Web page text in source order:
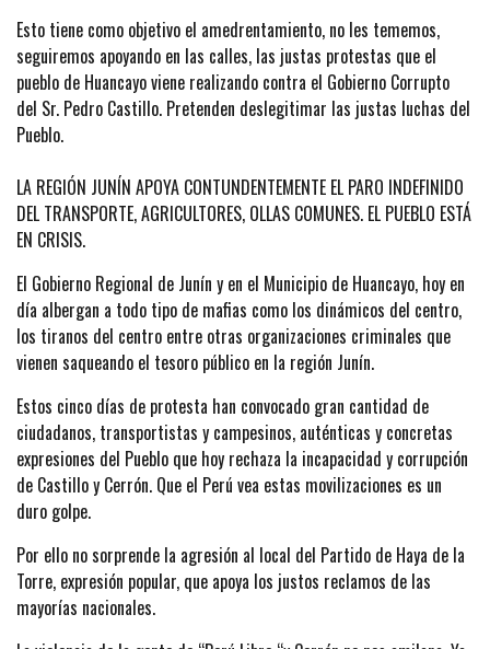
Esto tiene como objetivo el amedrentamiento, no les tememos,
seguiremos apoyando en las calles, las justas protestas que el
pueblo de Huancayo viene realizando contra el Gobierno Corrupto
del Sr. Pedro Castillo. Pretenden deslegitimar las justas luchas del
Pueblo.
LA REGIÓN JUNÍN APOYA CONTUNDENTEMENTE EL PARO INDEFINIDO
DEL TRANSPORTE, AGRICULTORES, OLLAS COMUNES. EL PUEBLO ESTÁ
EN CRISIS.
El Gobierno Regional de Junín y en el Municipio de Huancayo, hoy en
día albergan a todo tipo de mafias como los dinámicos del centro,
los tiranos del centro entre otras organizaciones criminales que
vienen saqueando el tesoro público en la región Junín.
Estos cinco días de protesta han convocado gran cantidad de
ciudadanos, transportistas y campesinos, auténticas y concretas
expresiones del Pueblo que hoy rechaza la incapacidad y corrupción
de Castillo y Cerrón. Que el Perú vea estas movilizaciones es un
duro golpe.
Por ello no sorprende la agresión al local del Partido de Haya de la
Torre, expresión popular, que apoya los justos reclamos de las
mayorías nacionales.